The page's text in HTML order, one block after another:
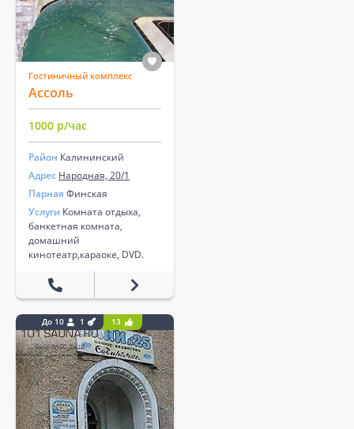
Гостиничный комплекс
Ассоль
1000 р/час
Район Калининский
Адрес Народная, 20/1
Парная Финская
Услуги Комната отдыха,
банкетная комната,
домашний
кинотеатр,караоке, DVD.
До 10 1 13